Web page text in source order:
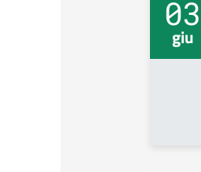
03
giu